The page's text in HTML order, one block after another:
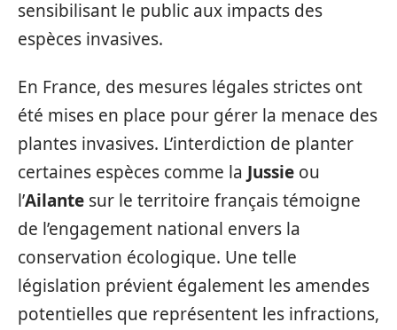
sensibilisant le public aux impacts des
espèces invasives.
En France, des mesures légales strictes ont
été mises en place pour gérer la menace des
plantes invasives. L’interdiction de planter
certaines espèces comme la Jussie ou
l’Ailante sur le territoire français témoigne
de l’engagement national envers la
conservation écologique. Une telle
législation prévient également les amendes
potentielles que représentent les infractions,